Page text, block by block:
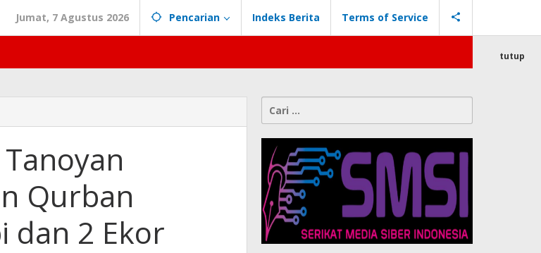
Jumat, 7 Agustus 2026 Pencarian Indeks Berita Terms of Service
tutup
Qurban
dan 2 Ekor
Cari
untuk: